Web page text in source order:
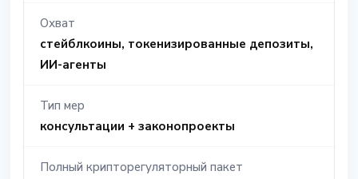
Охват
стейблкоины, токенизированные депозиты,
ИИ-агенты
Тип мер
консультации + законопроекты
Полный крипторегуляторный пакет